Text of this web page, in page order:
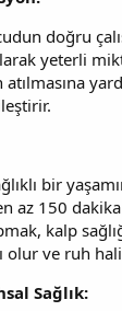
doğru
yeterli
bir
az 150
kalp
olur ve ruh
Sağlık: